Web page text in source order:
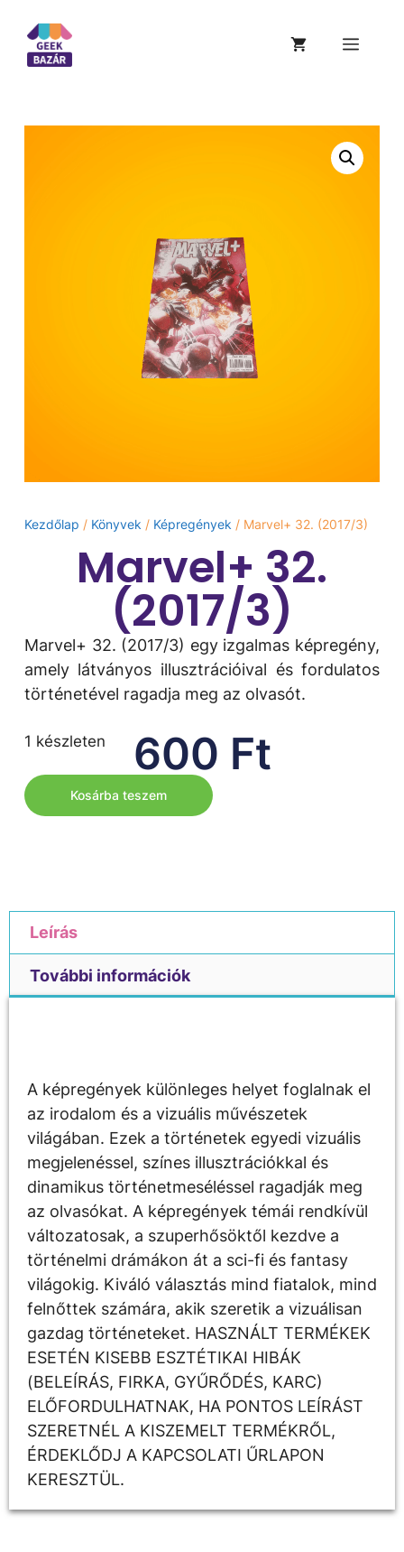
Kezdőlap / Könyvek / Képregények / Marvel+ 32. (2017/3)
Marvel+ 32.
(2017/3)
Marvel+ 32. (2017/3) egy izgalmas képregény,
amely látványos illusztrációival és fordulatos
történetével ragadja meg az olvasót.
600 Ft
1 készleten
Kosárba teszem
Leírás
További információk
A képregények különleges helyet foglalnak el
az irodalom és a vizuális művészetek
világában. Ezek a történetek egyedi vizuális
megjelenéssel, színes illusztrációkkal és
dinamikus történetmeséléssel ragadják meg
az olvasókat. A képregények témái rendkívül
változatosak, a szuperhősöktől kezdve a
történelmi drámákon át a sci-fi és fantasy
világokig. Kiváló választás mind fiatalok, mind
felnőttek számára, akik szeretik a vizuálisan
gazdag történeteket. HASZNÁLT TERMÉKEK
ESETÉN KISEBB ESZTÉTIKAI HIBÁK
(BELEÍRÁS, FIRKA, GYŰRŐDÉS, KARC)
ELŐFORDULHATNAK, HA PONTOS LEÍRÁST
SZERETNÉL A KISZEMELT TERMÉKRŐL,
ÉRDEKLŐDJ A KAPCSOLATI ŰRLAPON
KERESZTÜL.